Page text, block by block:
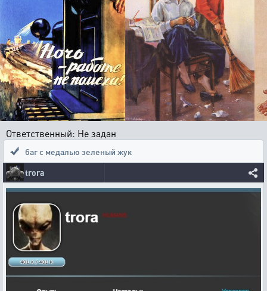
Ответственный: Не задан
баг с медалью зеленый жук
trora